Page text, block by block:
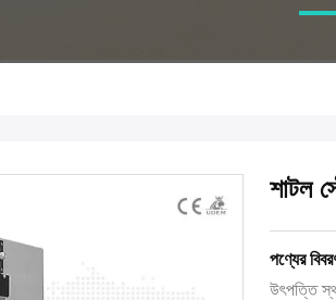
শাটল
পণ্যের
উৎপত্তি